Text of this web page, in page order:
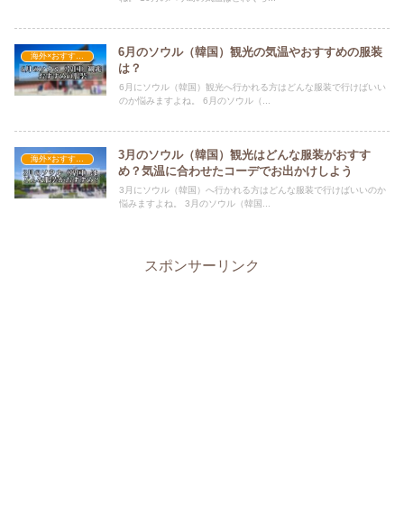
海外×おすすめの服装
6月のソウル（韓国）観光の気温やおすすめの服装
は？
6月にソウル（韓国）観光へ行かれる方はどんな服装で行けばいい
のか悩みますよね。 6月のソウル（...
海外×おすすめの服装
3月のソウル（韓国）観光はどんな服装がおすす
め？気温に合わせたコーデでお出かけしよう
3月にソウル（韓国）へ行かれる方はどんな服装で行けばいいのか
悩みますよね。 3月のソウル（韓国...
スポンサーリンク